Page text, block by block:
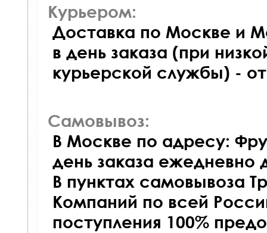
Курьером:
Доставка по Москве и
в день заказа (при
курьерской службы) -
Самовывоз:
В Москве по адресу:
день заказа ежедневно
В пунктах самовывоза
Компаний по всей
поступления 100%